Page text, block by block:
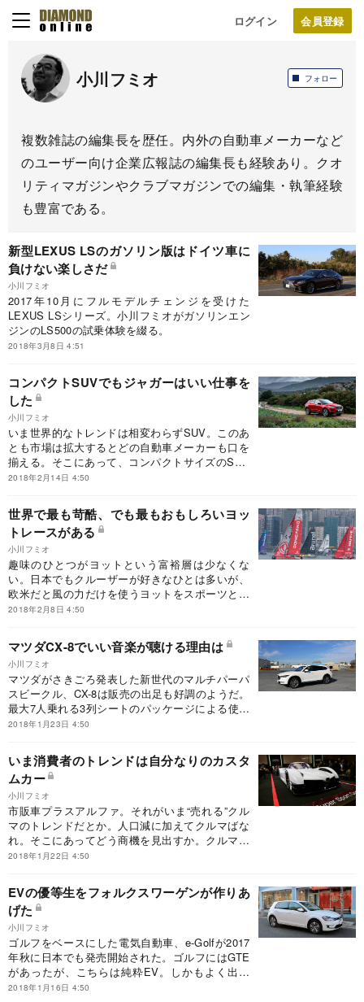
ログイン
フォロー
小川フミオ
複数雑誌の編集長を歴任。内外の自動車メーカーなど
のユーザー向け企業広報誌の編集長も経験あり。クオ
リティマガジンやクラブマガジンでの編集・執筆経験
も豊富である。
新型LEXUS LSのガソリン版はドイツ車に
負けない楽しさだ
小川フミオ
2017年10月にフルモデルチェンジを受けた
LEXUS LSシリーズ。小川フミオがガソリンエン
ジンのLS500の試乗体験を綴る。
2018年3月8日 4:51
コンパクトSUVでもジャガーはいい仕事を
した
小川フミオ
いま世界的なトレンドは相変わらずSUV。このあ
とも市場は拡大するとどの自動車メーカーも口を
揃える。そこにあって、コンパクトサイズのSUV
に注目が集まる。ジャガーカーズが2017年後半に
クトな車体サイズの新型SUVだ。
2018年2月14日 4:50
世界で最も苛酷、でも最もおもしろいヨッ
トレースがある
小川フミオ
趣味のひとつがヨットという富裕層は少なくな
い。日本でもクルーザーが好きなひとは多いが、
欧米だと風の力だけを使うヨットをスポーツとし
て楽しむひとも少なくない。観戦するスポーツと
も有名なレースは3つと言われ、オリンピック、
アメリカズカップ、そしてボルボオーシャンレー
スだ。
2018年2月8日 4:50
マツダCX-8でいい音楽が聴ける理由は
小川フミオ
マツダがさきごろ発表した新世代のマルチパーパ
スビークル、CX-8は販売の出足も好調のようだ。
最大7人乗れる3列シートのパッケージによる使い
勝手のよさと、燃費にすぐれると同時にいやな音
2018年1月23日 4:50
いま消費者のトレンドは自分なりのカスタ
ムカー
小川フミオ
市販車プラスアルファ。それがいま“売れる”クル
マのトレンドだとか。人口減に加えてクルマばな
れ。そこにあってどう商機を見出すか。クルマメ
ーカーの戦略を見るいいチャンスが東京オートサ
2018年1月22日 4:50
EVの優等生をフォルクスワーゲンが作りあ
げた
小川フミオ
ゴルフをベースにした電気自動車、e-Golfが2017
年秋に日本でも発売開始された。ゴルフにはGTE
があったが、こちらは純粋EV。しかもよく出来
ている。
2018年1月16日 4:50